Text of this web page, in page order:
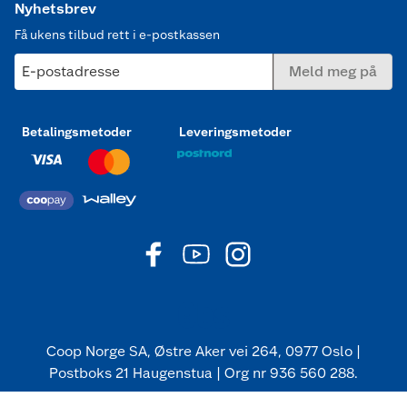
Nyhetsbrev
Få ukens tilbud rett i e-postkassen
E-postadresse Meld meg på
Betalingsmetoder Leveringsmetoder
Coop Norge SA, Østre Aker vei 264, 0977 Oslo |
Postboks 21 Haugenstua | Org nr 936 560 288.